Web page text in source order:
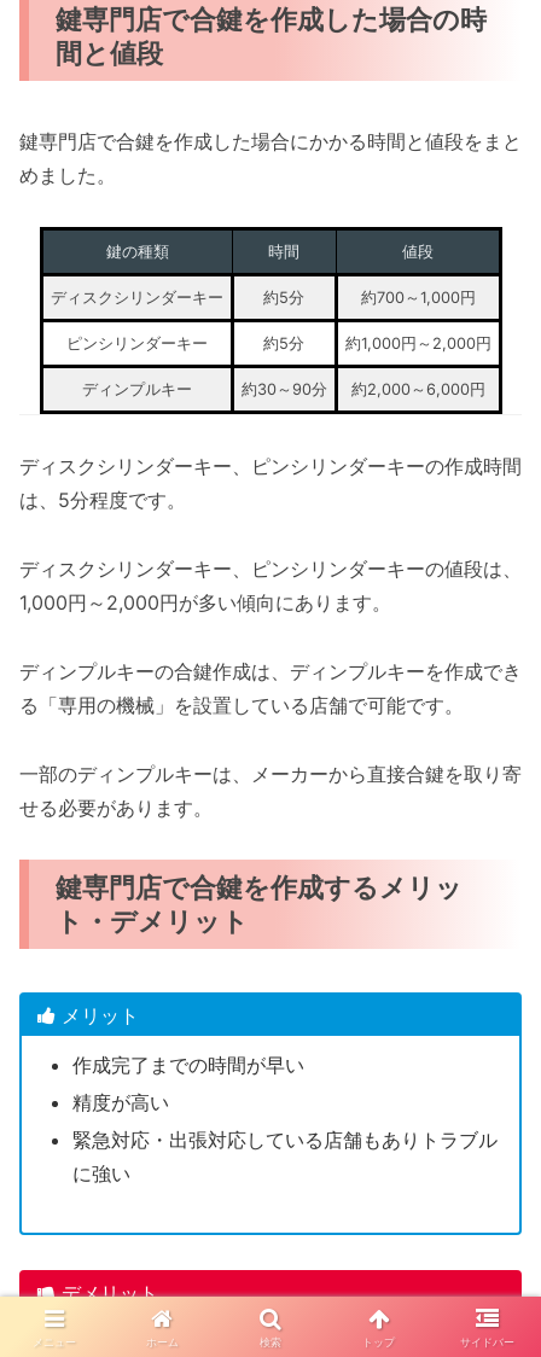
鍵専門店で合鍵を作成した場合の時
間と値段
鍵専門店で合鍵を作成した場合にかかる時間と値段をまと
めました。
鍵の種類 時間 値段
ディスクシリンダーキー 約5分 約700～1,000円
ピンシリンダーキー 約5分 約1,000円～2,000円
ディンプルキー 約30～90分 約2,000～6,000円
ディスクシリンダーキー、ピンシリンダーキーの作成時間
は、5分程度です。
ディスクシリンダーキー、ピンシリンダーキーの値段は、
1,000円～2,000円が多い傾向にあります。
ディンプルキーの合鍵作成は、ディンプルキーを作成でき
る「専用の機械」を設置している店舗で可能です。
一部のディンプルキーは、メーカーから直接合鍵を取り寄
せる必要があります。
鍵専門店で合鍵を作成するメリッ
ト・デメリット
メリット
作成完了までの時間が早い
精度が高い
緊急対応・出張対応している店舗もありトラブル
に強い
デメリット
一部のディンプルキーは店舗で合鍵作成できない
メニュー ホーム 検索 トップ サイドバー